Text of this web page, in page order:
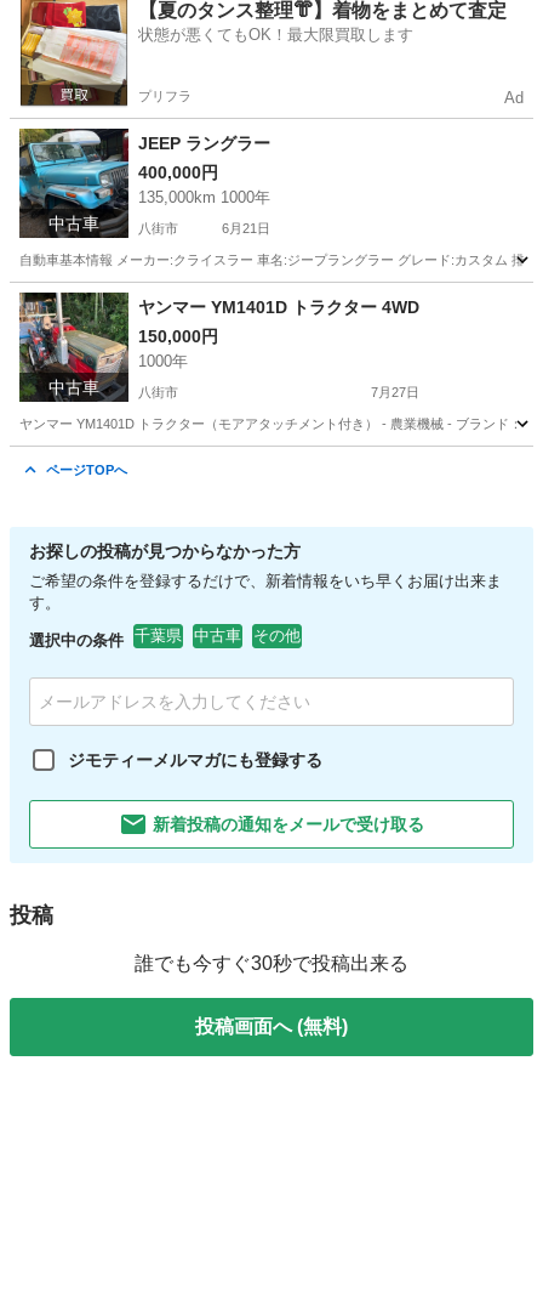
千葉 八街市 ハイゼット 車両
【夏のタンス整理👘】着物をまとめて査定
状態が悪くてもOK！最大限買取します
プリフラ Ad
中古車
JEEP ラングラー
400,000円
135,000km 1000年
八街市 6月21日
自動車基本情報 メーカー:クライスラー 車名:ジープラングラー グレード:カスタム 排
千葉 八街市
中古車
ヤンマー YM1401D トラクター 4WD
150,000円
1000年
八街市 7月27日
ヤンマー YM1401D トラクター（モアアタッチメント付き） - 農業機械 - ブランド：ヤ
ページTOPへ
お探しの投稿が見つからなかった方
ご希望の条件を登録するだけで、新着情報をいち早くお届け出来ま
す。
選択中の条件 千葉県 中古車 その他
ジモティーメルマガにも登録する
新着投稿の通知をメールで受け取る
投稿
誰でも今すぐ30秒で投稿出来る
投稿画面へ (無料)